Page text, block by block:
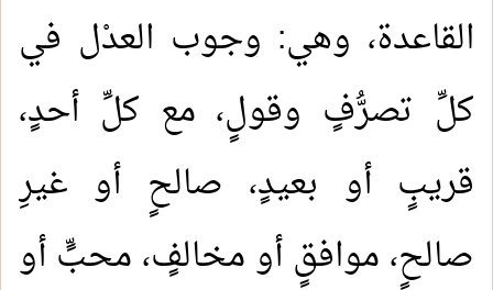
القاعدة، وهي: وجوب العدْل في
كلِّ تصرُّفٍ وقولٍ، مع كلِّ أحدٍ،
قريبٍ أو بعيدٍ، صالحٍ أو غيرِ
صالحٍ، موافقٍ أو مخالفٍ، محبٍّ أو